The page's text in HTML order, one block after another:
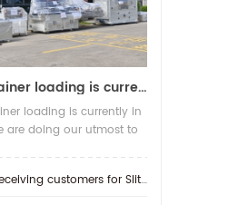
A new container loading is currently in progress.
loading is currently in
are doing our utmost to
possible time.
customers for Slitting machine with differential Slip Shaft